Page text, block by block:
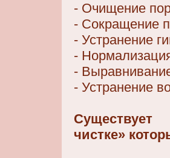
- Очищение
- Сокращение
- Устранение
-
-
- Устранение
Существует
чистке»